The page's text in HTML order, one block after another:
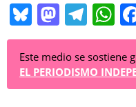
Bl
u
e
sk
M
a
st
o
T
el
e
gr
W
h
at
s
Este medio se sostiene
EL PERIODISMO